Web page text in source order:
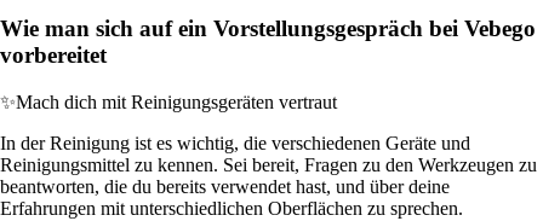
Wie man sich auf ein Vorstellungsgespräch bei Vebego
vorbereitet
✨Mach dich mit Reinigungsgeräten vertraut
In der Reinigung ist es wichtig, die verschiedenen Geräte und
Reinigungsmittel zu kennen. Sei bereit, Fragen zu den Werkzeugen zu
beantworten, die du bereits verwendet hast, und über deine
Erfahrungen mit unterschiedlichen Oberflächen zu sprechen.